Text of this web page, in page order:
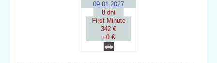
09.01.2027
8 dní
First Minute
342 €
+0 €